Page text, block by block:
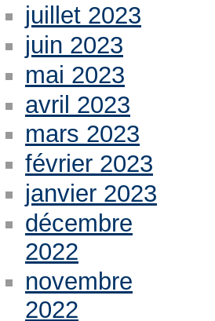
juillet 2023
juin 2023
mai 2023
avril 2023
mars 2023
février 2023
janvier 2023
décembre
2022
novembre
2022